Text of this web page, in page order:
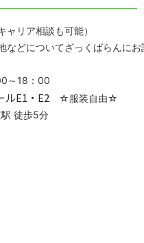
リア相談も可能）
どについてざっくばらんにお
～18：00
E1・E2 ☆服装自由☆
徒歩5分